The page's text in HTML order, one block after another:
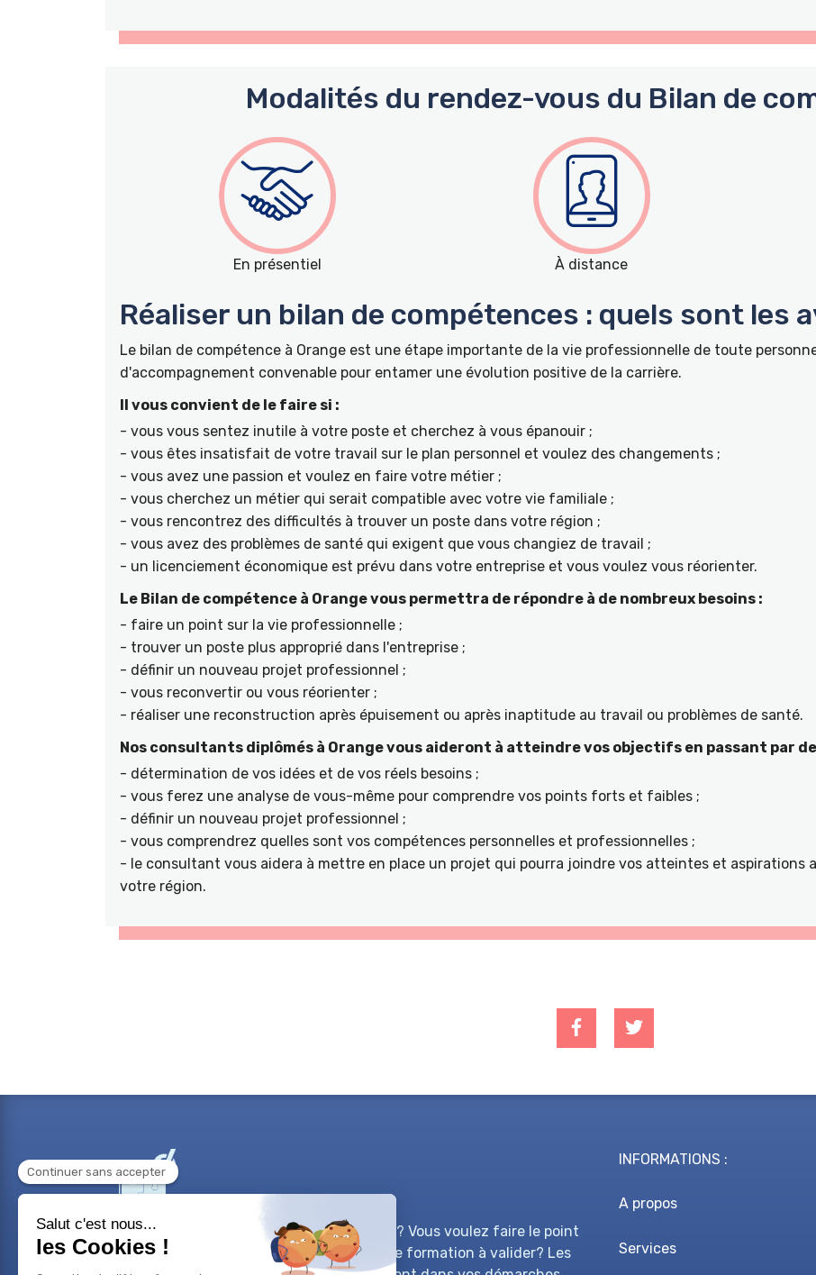
Modalités du rendez-vous du Bilan de
En présentiel À distance
Réaliser un bilan de compétences : quels sont les
Le bilan de compétence à Orange est une étape importante de la vie professionnelle de toute
d'accompagnement convenable pour entamer une évolution positive de la carrière.
Il vous convient de le faire si :
- vous vous sentez inutile à votre poste et cherchez à vous épanouir ;
- vous êtes insatisfait de votre travail sur le plan personnel et voulez des changements ;
- vous avez une passion et voulez en faire votre métier ;
- vous cherchez un métier qui serait compatible avec votre vie familiale ;
- vous rencontrez des difficultés à trouver un poste dans votre région ;
- vous avez des problèmes de santé qui exigent que vous changiez de travail ;
- un licenciement économique est prévu dans votre entreprise et vous voulez vous réorienter.
Le Bilan de compétence à Orange vous permettra de répondre à de nombreux besoins :
- faire un point sur la vie professionnelle ;
- trouver un poste plus approprié dans l'entreprise ;
- définir un nouveau projet professionnel ;
- vous reconvertir ou vous réorienter ;
- réaliser une reconstruction après épuisement ou après inaptitude au travail ou problèmes de santé.
Nos consultants diplômés à Orange vous aideront à atteindre vos objectifs en passant par
- détermination de vos idées et de vos réels besoins ;
- vous ferez une analyse de vous-même pour comprendre vos points forts et faibles ;
- définir un nouveau projet professionnel ;
- vous comprendrez quelles sont vos compétences personnelles et professionnelles ;
- le consultant vous aidera à mettre en place un projet qui pourra joindre vos atteintes et aspirations
votre région.
Besoin d'aide sur un projet professionnel? Vous voulez faire le point
sur votre carrière? Vous avez un projet de formation à valider? Les
INFORMATIONS :
A propos
Services